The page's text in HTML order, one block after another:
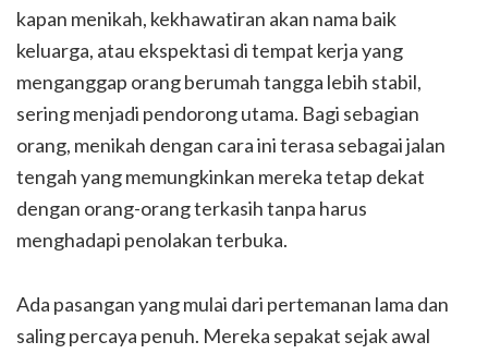
kapan menikah, kekhawatiran akan nama baik
keluarga, atau ekspektasi di tempat kerja yang
menganggap orang berumah tangga lebih stabil,
sering menjadi pendorong utama. Bagi sebagian
orang, menikah dengan cara ini terasa sebagai jalan
tengah yang memungkinkan mereka tetap dekat
dengan orang-orang terkasih tanpa harus
menghadapi penolakan terbuka.
Ada pasangan yang mulai dari pertemanan lama dan
saling percaya penuh. Mereka sepakat sejak awal